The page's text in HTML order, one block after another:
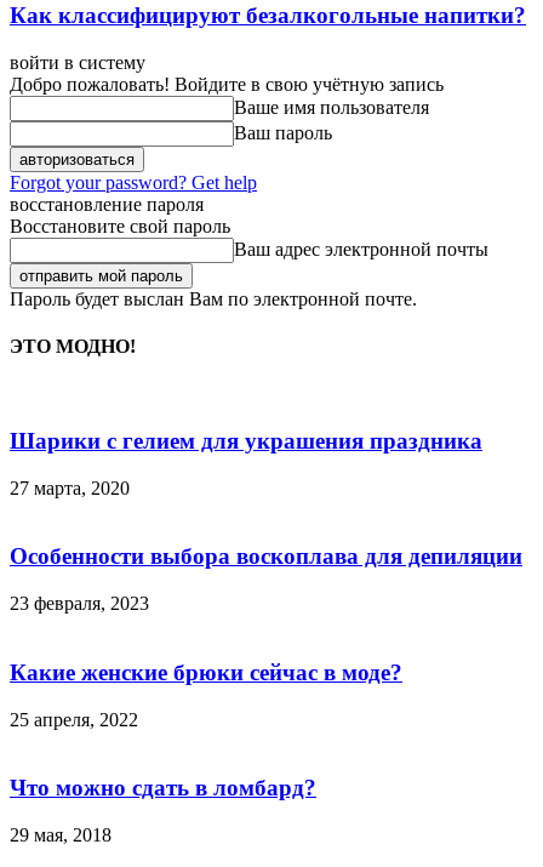
Как классифицируют безалкогольные напитки?
войти в систему
Добро пожаловать! Войдите в свою учётную запись
Ваше имя пользователя
Ваш пароль
Forgot your password? Get help
восстановление пароля
Восстановите свой пароль
Ваш адрес электронной почты
Пароль будет выслан Вам по электронной почте.
ЭТО МОДНО!
Шарики с гелием для украшения праздника
27 марта, 2020
Особенности выбора воскоплава для депиляции
23 февраля, 2023
Какие женские брюки сейчас в моде?
25 апреля, 2022
Что можно сдать в ломбард?
29 мая, 2018